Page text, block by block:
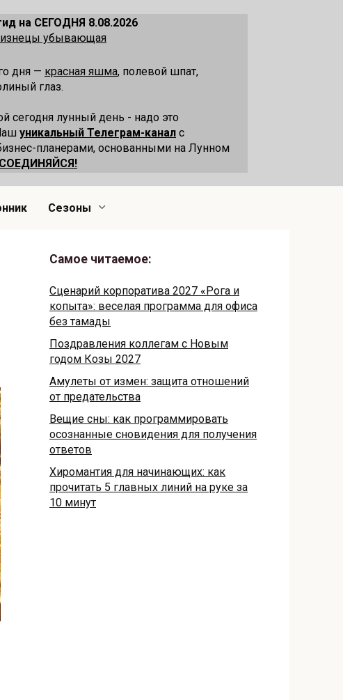
на СЕГОДНЯ 8.08.2026
убывающая
дня — красная яшма, полевой шпат,
глаз.
сегодня лунный день - надо это
уникальный Телеграм-канал с
планерами, основанными на Лунном
Сезоны
Самое читаемое:
Сценарий корпоратива 2027 «Рога и
копыта»: веселая программа для офиса
без тамады
Поздравления коллегам с Новым
годом Козы 2027
Амулеты от измен: защита отношений
от предательства
Вещие сны: как программировать
осознанные сновидения для получения
ответов
Хиромантия для начинающих: как
прочитать 5 главных линий на руке за
10 минут